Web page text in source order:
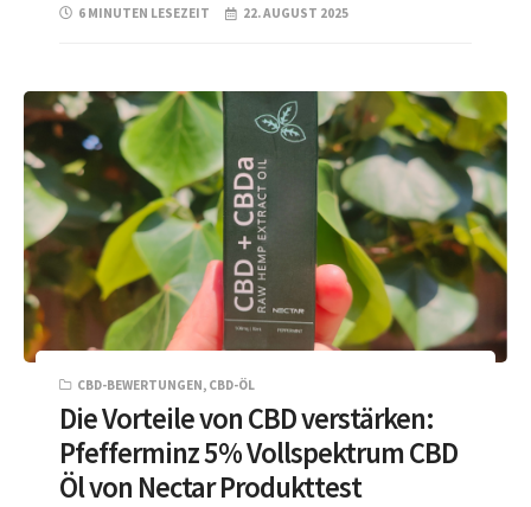
6 MINUTEN LESEZEIT 22. AUGUST 2025
CBD-BEWERTUNGEN, CBD-ÖL
Die Vorteile von CBD verstärken:
Pfefferminz 5% Vollspektrum CBD
Öl von Nectar Produkttest